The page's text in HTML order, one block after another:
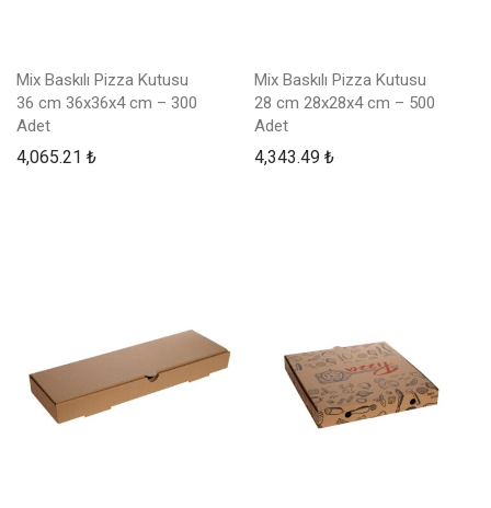
Mix Baskılı Pizza Kutusu
36 cm 36x36x4 cm – 300
Adet
4,065.21 ₺
Mix Baskılı Pizza Kutusu
28 cm 28x28x4 cm – 500
Adet
4,343.49 ₺